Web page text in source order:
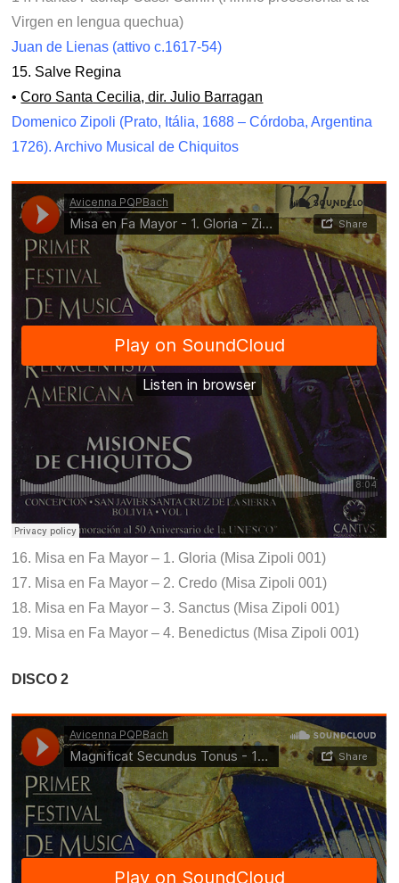
Virgen en lengua quechua)
Juan de Lienas (attivo c.1617-54)
15. Salve Regina
•Coro Santa Cecilia, dir. Julio Barragan
Domenico Zipoli (Prato, Itália, 1688 – Córdoba, Argentina
1726). Archivo Musical de Chiquitos
16. Misa en Fa Mayor – 1. Gloria (Misa Zipoli 001)
17. Misa en Fa Mayor – 2. Credo (Misa Zipoli 001)
18. Misa en Fa Mayor – 3. Sanctus (Misa Zipoli 001)
19. Misa en Fa Mayor – 4. Benedictus (Misa Zipoli 001)
DISCO 2